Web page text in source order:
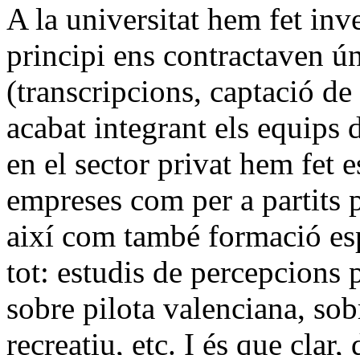
A la universitat hem fet
principi ens contractaven
(transcripcions, captació
acabat integrant els equips
en el sector privat hem fet
empreses com per a
així com també formació
tot: estudis de percepcions
sobre pilota valenciana,
recreatiu, etc. I és que clar,